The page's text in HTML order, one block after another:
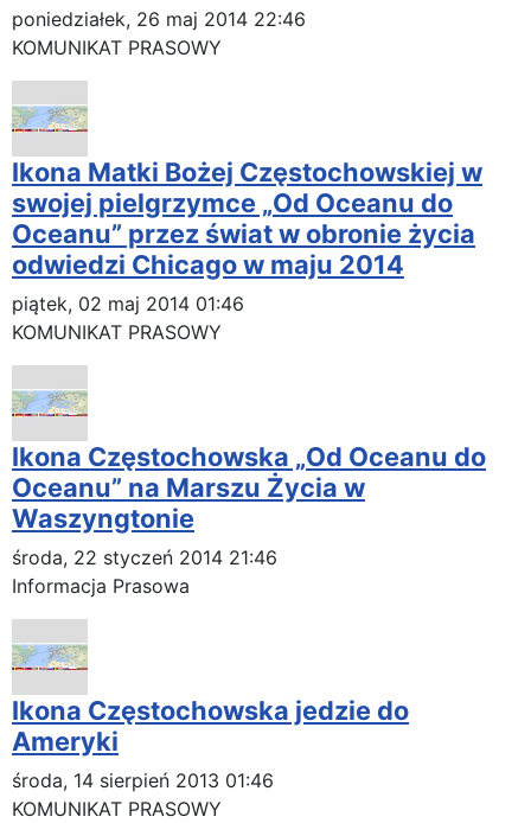
poniedziałek, 26 maj 2014 22:46
KOMUNIKAT PRASOWY
Ikona Matki Bożej Częstochowskiej w
swojej pielgrzymce „Od Oceanu do
Oceanu” przez świat w obronie życia
odwiedzi Chicago w maju 2014
piątek, 02 maj 2014 01:46
KOMUNIKAT PRASOWY
Ikona Częstochowska „Od Oceanu do
Oceanu” na Marszu Życia w
Waszyngtonie
środa, 22 styczeń 2014 21:46
Informacja Prasowa
Ikona Częstochowska jedzie do
Ameryki
środa, 14 sierpień 2013 01:46
KOMUNIKAT PRASOWY